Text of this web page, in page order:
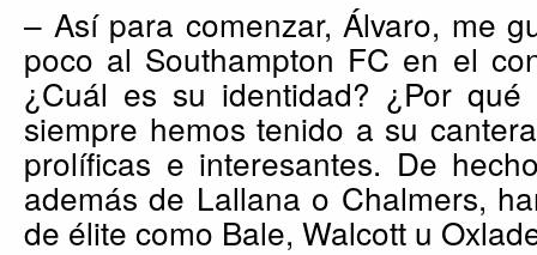
– Así para comenzar, Álvaro, me
poco al Southampton FC en el
¿Cuál es su identidad? ¿Por qué
siempre hemos tenido a su
prolíficas e interesantes. De
además de Lallana o Chalmers,
de élite como Bale, Walcott u